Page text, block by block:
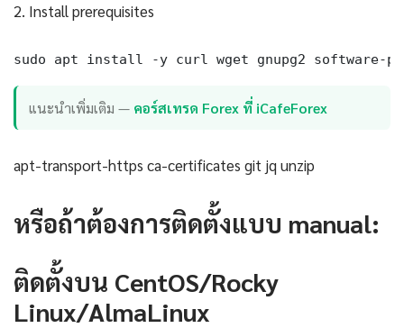
2. Install prerequisites
sudo apt install -y curl wget gnupg2 software-
แนะนำเพิ่มเติม — คอร์สเทรด Forex ที่ iCafeForex
apt-transport-https ca-certificates git jq unzip
หรือถ้าต้องการติดตั้งแบบ manual:
ติดตั้งบน CentOS/Rocky
Linux/AlmaLinux